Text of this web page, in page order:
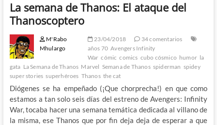
La semana de Thanos: El ataque del
Thanoscoptero
M'Rabo
Mhulargo
23/04/2018
34 comentarios
años 70 Avengers Infinity
War cómic comics cubo cósmico humor la
gata La Semana de Thanos Marvel Semana de Thanos spiderman spidey
super stories superhéroes Thanos the cat
Diógenes se ha empeñado (¡Que chorprecha!) en que como
estamos a tan solo seis días del estreno de Avengers: Infinity
War, tocaba hacer una semana temática dedicada al villano de
la misma, ese Thanos que por fin deja deja de esperar a que